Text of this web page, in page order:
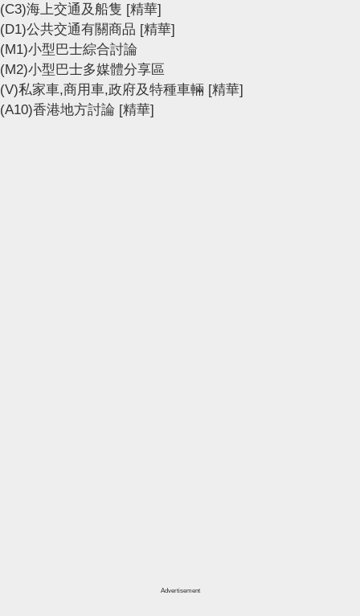
(C3)海上交通及船隻 [精華]
(D1)公共交通有關商品 [精華]
(M1)小型巴士綜合討論
(M2)小型巴士多媒體分享區
(V)私家車,商用車,政府及特種車輛 [精華]
(A10)香港地方討論 [精華]
Advertisement